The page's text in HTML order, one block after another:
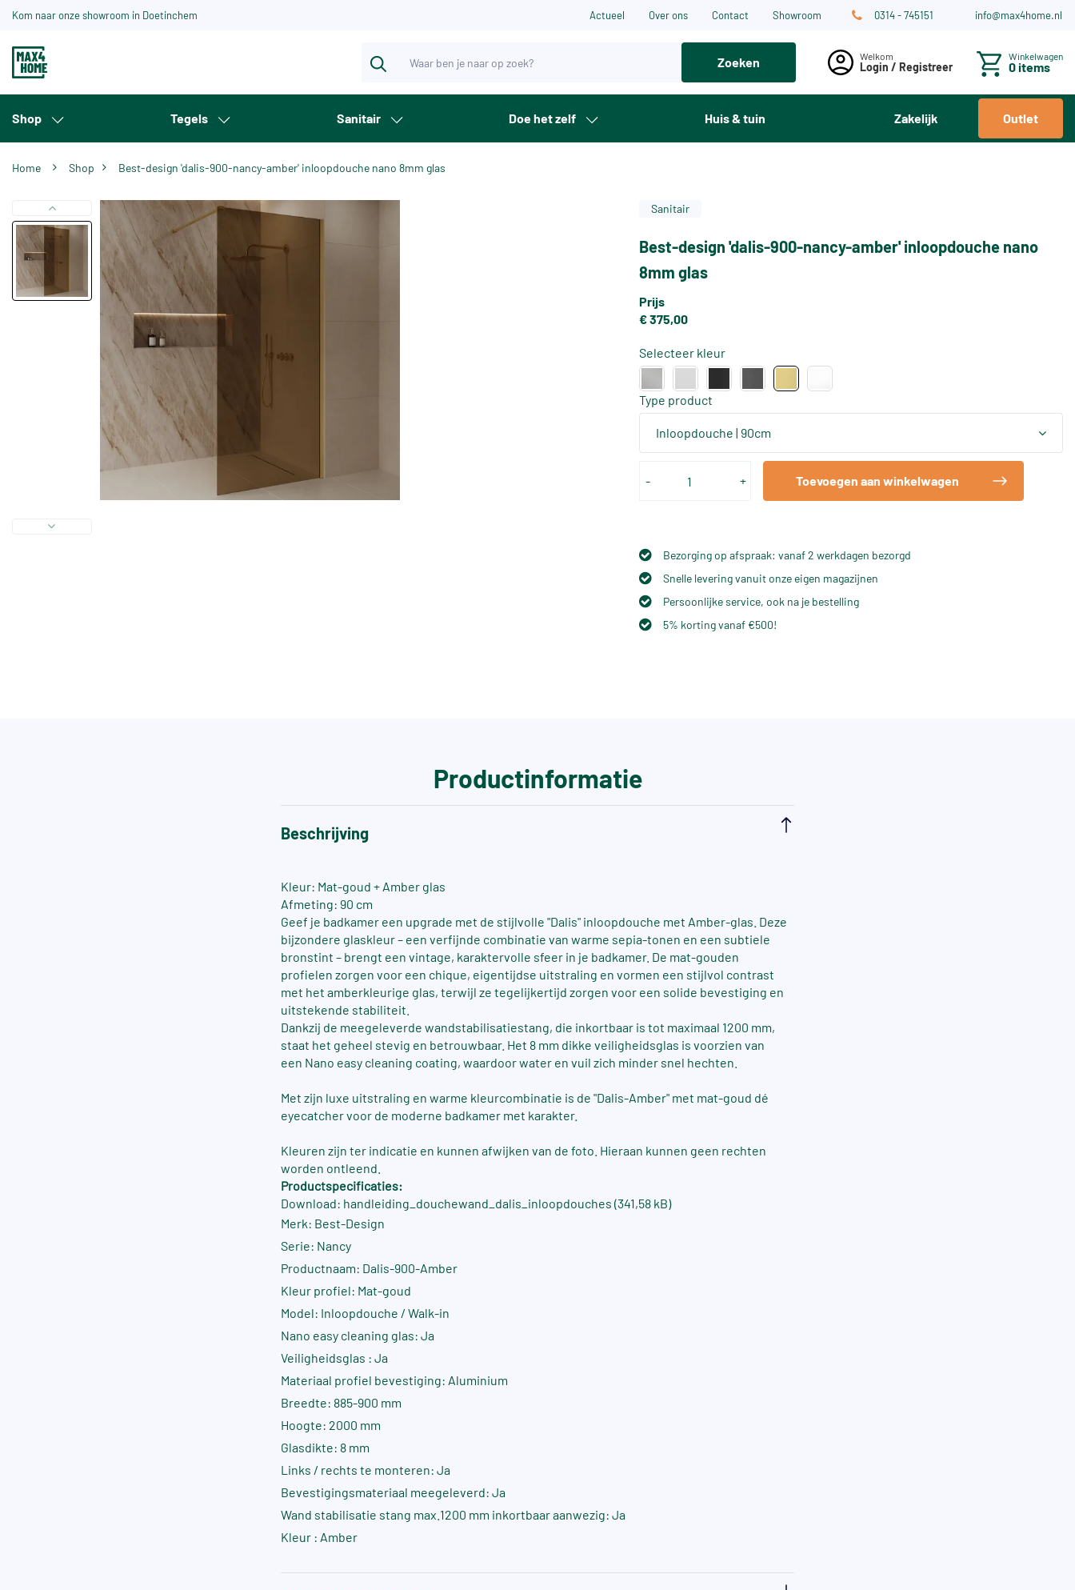
Kom naar onze showroom in Doetinchem Actueel Over ons Contact Showroom 0314 - 745151 info@max4home.nl
Zoeken Login / Registreer
Winkelwagen
0 items
Shop Tegels Sanitair Doe het zelf Huis & tuin Zakelijk Outlet
Home Shop Best-design 'dalis-900-nancy-amber' inloopdouche nano 8mm glas
Sanitair
Best-design 'dalis-900-nancy-amber' inloopdouche nano
8mm glas
Prijs
€ 375,00
Selecteer kleur
Type product
Inloopdouche | 90cm
- + Toevoegen aan winkelwagen
Bezorging op afspraak: vanaf 2 werkdagen bezorgd
Snelle levering vanuit onze eigen magazijnen
Persoonlijke service, ook na je bestelling
5% korting vanaf €500!
Productinformatie
Beschrijving
Kleur: Mat-goud + Amber glas
Afmeting: 90 cm
Geef je badkamer een upgrade met de stijlvolle "Dalis" inloopdouche met Amber-glas. Deze
bijzondere glaskleur – een verfijnde combinatie van warme sepia-tonen en een subtiele
bronstint – brengt een vintage, karaktervolle sfeer in je badkamer. De mat-gouden
profielen zorgen voor een chique, eigentijdse uitstraling en vormen een stijlvol contrast
met het amberkleurige glas, terwijl ze tegelijkertijd zorgen voor een solide bevestiging en
uitstekende stabiliteit.
Dankzij de meegeleverde wandstabilisatiestang, die inkortbaar is tot maximaal 1200 mm,
staat het geheel stevig en betrouwbaar. Het 8 mm dikke veiligheidsglas is voorzien van
een Nano easy cleaning coating, waardoor water en vuil zich minder snel hechten.
Met zijn luxe uitstraling en warme kleurcombinatie is de "Dalis-Amber" met mat-goud dé
eyecatcher voor de moderne badkamer met karakter.
Kleuren zijn ter indicatie en kunnen afwijken van de foto. Hieraan kunnen geen rechten
worden ontleend.
Productspecificaties:
Download: handleiding_douchewand_dalis_inloopdouches (341,58 kB)
Merk: Best-Design
Serie: Nancy
Productnaam: Dalis-900-Amber
Kleur profiel: Mat-goud
Model: Inloopdouche / Walk-in
Nano easy cleaning glas: Ja
Veiligheidsglas : Ja
Materiaal profiel bevestiging: Aluminium
Breedte: 885-900 mm
Hoogte: 2000 mm
Glasdikte: 8 mm
Links / rechts te monteren: Ja
Bevestigingsmateriaal meegeleverd: Ja
Wand stabilisatie stang max.1200 mm inkortbaar aanwezig: Ja
Kleur : Amber